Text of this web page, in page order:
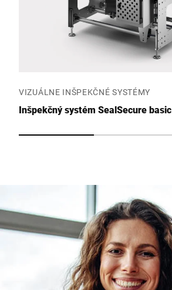
VIZUÁLNE INŠPEKČNÉ SYSTÉMY
Inšpekčný systém SealSecure basic